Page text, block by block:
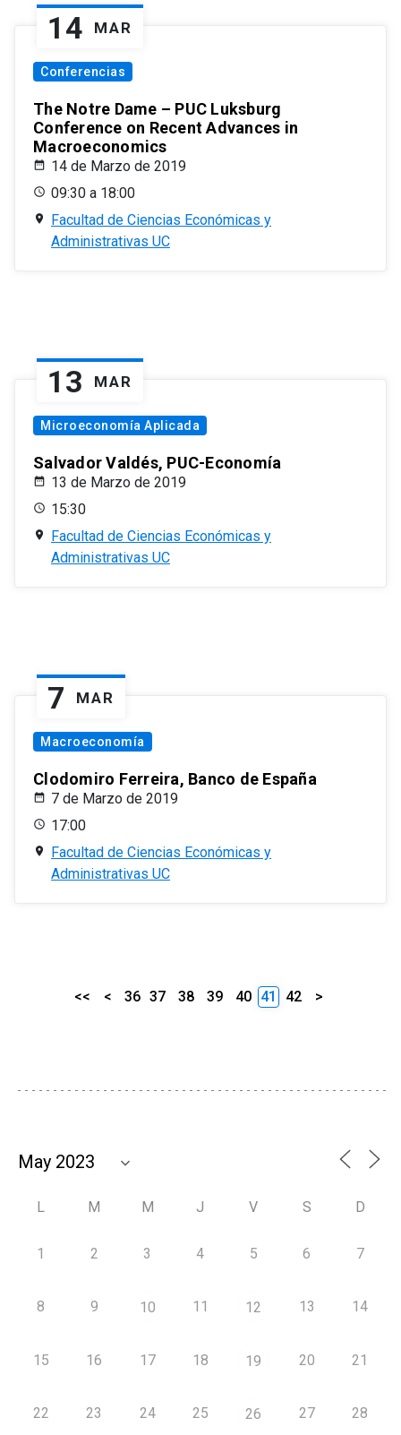
14 MAR
Conferencias
The Notre Dame – PUC Luksburg
Conference on Recent Advances in
Macroeconomics
14 de Marzo de 2019
09:30 a 18:00
Facultad de Ciencias Económicas y
Administrativas UC
13 MAR
Microeconomía Aplicada
Salvador Valdés, PUC-Economía
13 de Marzo de 2019
15:30
Facultad de Ciencias Económicas y
Administrativas UC
7 MAR
Macroeconomía
Clodomiro Ferreira, Banco de España
7 de Marzo de 2019
17:00
Facultad de Ciencias Económicas y
Administrativas UC
<< < 36 37 38 39 40 41 42 >
L M M J V S D
1 2 3 4 5 6 7
8 9 10 11 12 13 14
15 16 17 18 19 20 21
22 23 24 25 26 27 28